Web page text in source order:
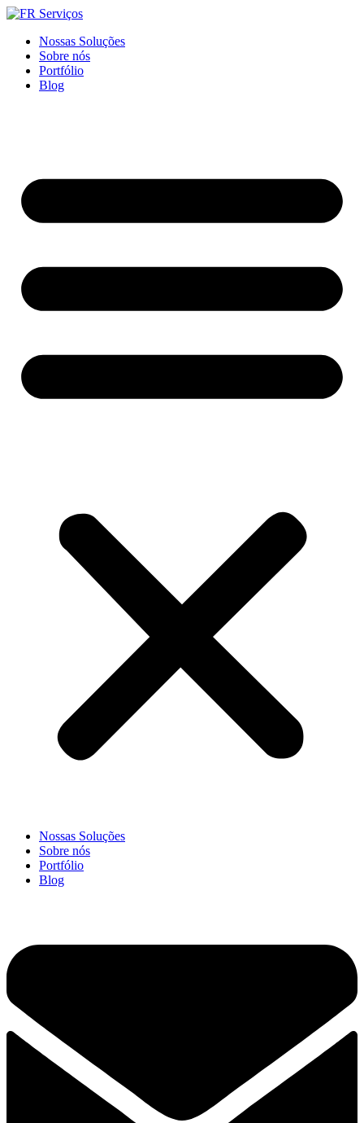
Ir
conteúdo
Nossas Soluções
Sobre nós
Portfólio
Blog
Nossas Soluções
Sobre nós
Portfólio
Blog